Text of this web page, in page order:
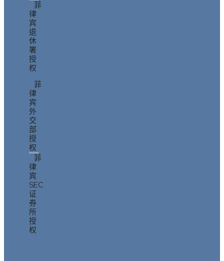
菲
律
宾
退
休
署
授
权
菲
律
宾
外
交
部
授
权
菲
律
宾
SEC
证
券
所
授
权